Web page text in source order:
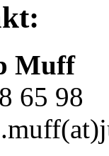
Muff
65 98